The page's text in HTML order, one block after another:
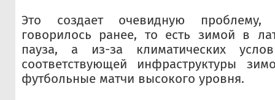
Это создает очевидную
говорилось ранее, то есть зимой в
пауза, а из-за климатических
соответствующей инфраструктуры
футбольные матчи высокого уровня.